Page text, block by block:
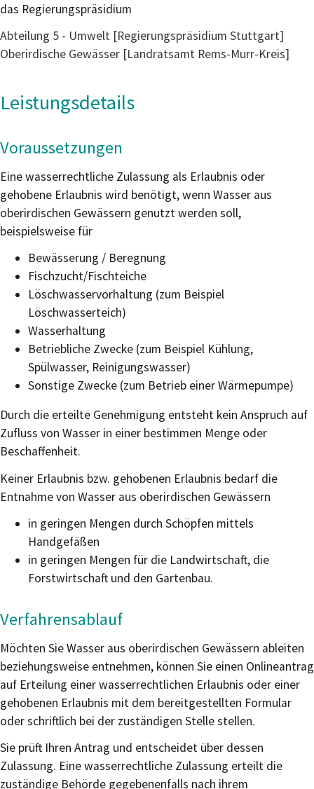
das Regierungspräsidium
Abteilung 5 - Umwelt [Regierungspräsidium Stuttgart]
Oberirdische Gewässer [Landratsamt Rems-Murr-Kreis]
Leistungsdetails
Voraussetzungen
Eine wasserrechtliche Zulassung als Erlaubnis oder
gehobene Erlaubnis wird benötigt, wenn Wasser aus
oberirdischen Gewässern genutzt werden soll,
beispielsweise für
Bewässerung / Beregnung
Fischzucht/Fischteiche
Löschwasservorhaltung (zum Beispiel
Löschwasserteich)
Wasserhaltung
Betriebliche Zwecke (zum Beispiel Kühlung,
Spülwasser, Reinigungswasser)
Sonstige Zwecke (zum Betrieb einer Wärmepumpe)
Durch die erteilte Genehmigung entsteht kein Anspruch auf
Zufluss von Wasser in einer bestimmen Menge oder
Beschaffenheit.
Keiner Erlaubnis bzw. gehobenen Erlaubnis bedarf die
Entnahme von Wasser aus oberirdischen Gewässern
in geringen Mengen durch Schöpfen mittels
Handgefäßen
in geringen Mengen für die Landwirtschaft, die
Forstwirtschaft und den Gartenbau.
Verfahrensablauf
Möchten Sie Wasser aus oberirdischen Gewässern ableiten
beziehungsweise entnehmen, können Sie einen Onlineantrag
auf Erteilung einer wasserrechtlichen Erlaubnis oder einer
gehobenen Erlaubnis mit dem bereitgestellten Formular
oder schriftlich bei der zuständigen Stelle stellen.
Sie prüft Ihren Antrag und entscheidet über dessen
Zulassung. Eine wasserrechtliche Zulassung erteilt die
zuständige Behörde gegebenenfalls nach ihrem